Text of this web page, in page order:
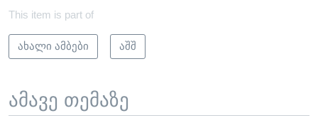
This item is part of
ახალი ამბები აშშ
ამავე თემაზე